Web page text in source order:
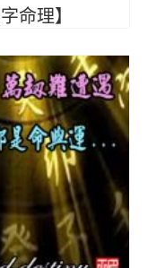
命理】